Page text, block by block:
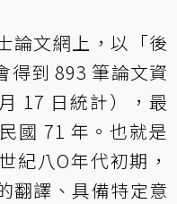
論文網上，以「後
得到 893 筆論文資
17 日統計），最
國 71 年。也就是
紀八O年代初期，
翻譯、具備特定意